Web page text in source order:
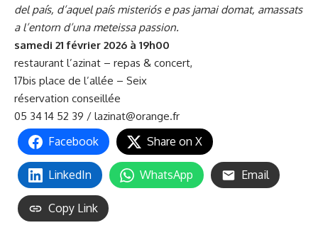
del país, d’aquel país misteriós e pas jamai domat, amassats
a l’entorn d’una meteissa passion.
samedi 21 février 2026 à 19h00
restaurant l’azinat – repas & concert,
17bis place de l’allée – Seix
réservation conseillée
05 34 14 52 39 / lazinat@orange.fr
Facebook Share on X
LinkedIn WhatsApp Email
Copy Link